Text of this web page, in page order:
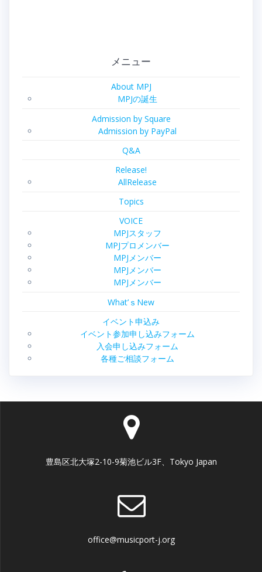
メニュー
About MPJ
MPJの誕生
Admission by Square
Admission by PayPal
Q&A
Release!
AllRelease
Topics
VOICE
MPJスタッフ
MPJプロメンバー
MPJメンバー
MPJメンバー
MPJメンバー
What’ｓNew
イベント申込み
イベント参加申し込みフォーム
入会申し込みフォーム
各種ご相談フォーム
豊島区北大塚2-10-9菊池ビル3F、Tokyo Japan
office@musicport-j.org